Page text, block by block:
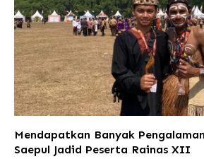
Mendapatkan Banyak
Saepul Jadid Peserta Rainas XII